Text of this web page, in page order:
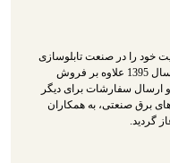
خود را در صنعت تابلوسازی
برق از سال ۱۳۷۰ در تهران آغاز نمود. از سال 1395 علاوه بر فروش
ارسال سفارشات برای دیگر
برق صنعتی، به همکاران
گردید.